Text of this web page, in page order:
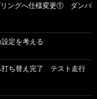
リングへ仕様変更① ダンパ
定を考える
打ち替え完了 テスト走行